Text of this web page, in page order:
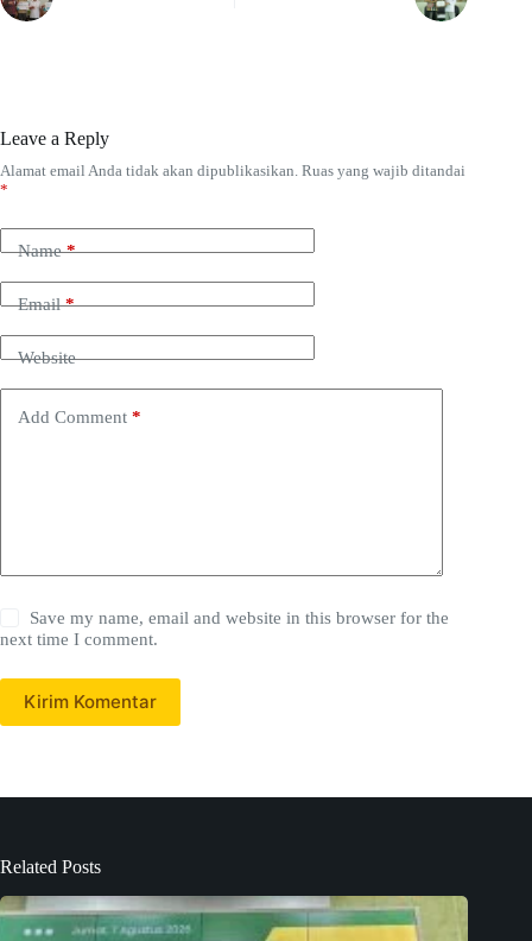
Leave a Reply
Alamat email Anda tidak akan dipublikasikan. Ruas yang wajib ditandai
*
Name*
Email*
Website
Add Comment *
Save my name, email and website in this browser for the
next time I comment.
Kirim Komentar
Related Posts